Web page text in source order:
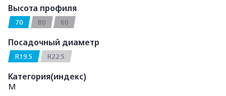
Высота профиля
70 80 60
Посадочный диаметр
R19.5 R22.5
Категория(индекс)
M